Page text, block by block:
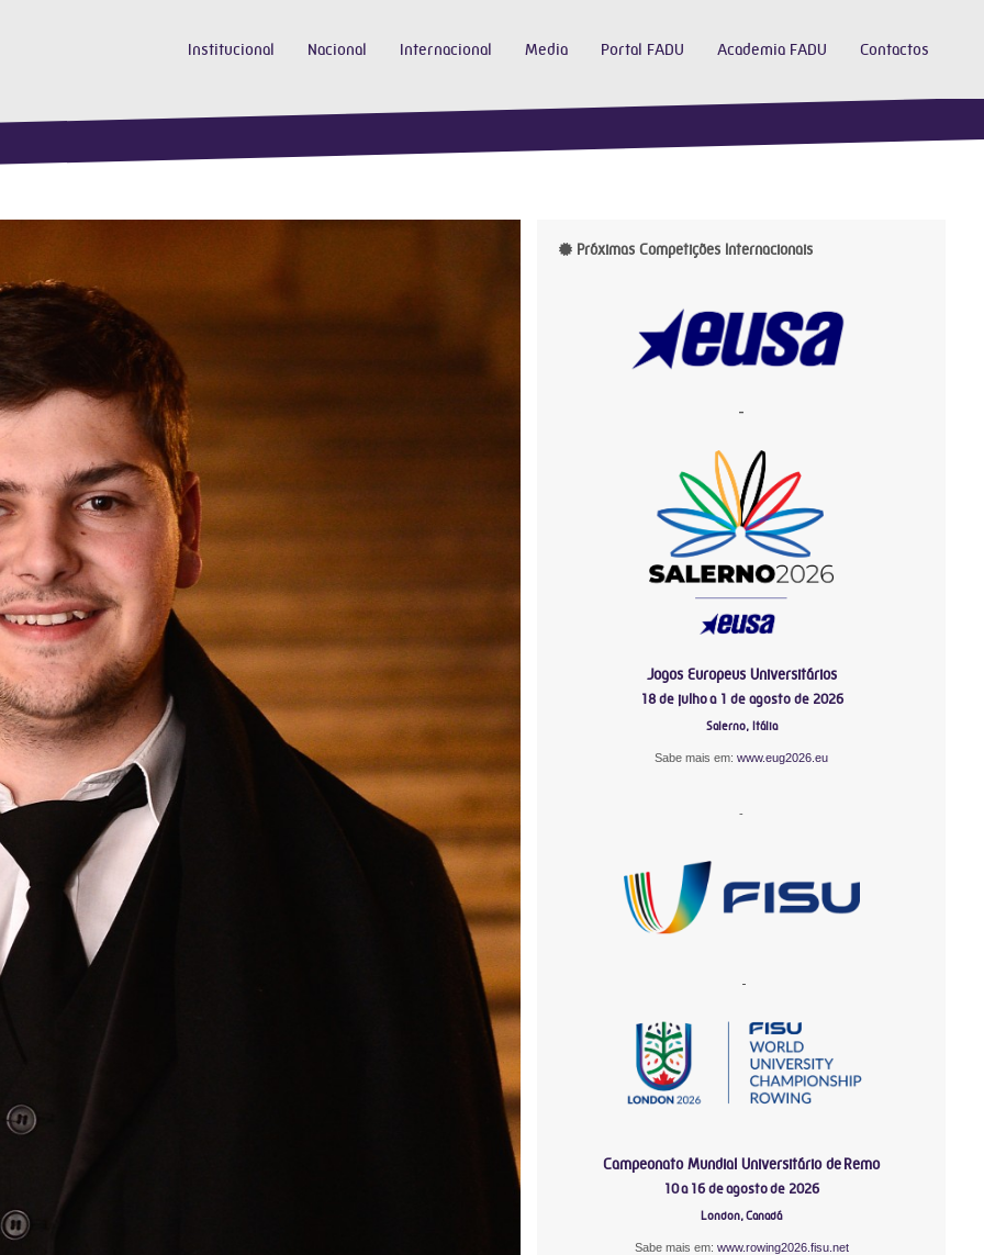
Institucional Nacional Internacional Media Portal FADU Academia FADU Contactos
Próximas Competições Internacionais
-
Jogos Europeus Universitários
18 de julho a 1 de agosto de 2026
Salerno, Itália
Sabe mais em:www.eug2026.eu
-
-
Campeonato Mundial Universitário de Remo
10 a 16 de agosto de 2026
London, Canadá
Sabe mais em: www.rowing2026.fisu.net